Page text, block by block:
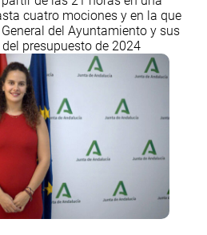
cuatro mociones y en la que
del Ayuntamiento y sus
presupuesto de 2024